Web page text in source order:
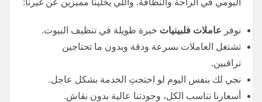
اليومي في الراحة والنظافة. واللي يخلينا مميزين عن غيرنا:
نوفر عاملات فلبينيات خبرة طويلة في تنظيف البيوت.
تشتغل العاملات بسرعة ودقة وبدون ما تحتاجين
تراقبين.
نجي لك بنفس اليوم لو احتجتِ الخدمة بشكل عاجل.
أسعارنا تناسب الكل، وجودتنا عالية بدون نقاش.